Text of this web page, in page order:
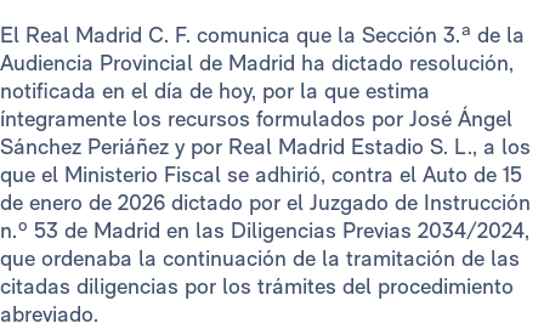
El Real Madrid C. F. comunica que la Sección 3.ª de la
Audiencia Provincial de Madrid ha dictado resolución,
notificada en el día de hoy, por la que estima
íntegramente los recursos formulados por José Ángel
Sánchez Periáñez y por Real Madrid Estadio S. L., a los
que el Ministerio Fiscal se adhirió, contra el Auto de 15
de enero de 2026 dictado por el Juzgado de Instrucción
n.º 53 de Madrid en las Diligencias Previas 2034/2024,
que ordenaba la continuación de la tramitación de las
citadas diligencias por los trámites del procedimiento
abreviado.